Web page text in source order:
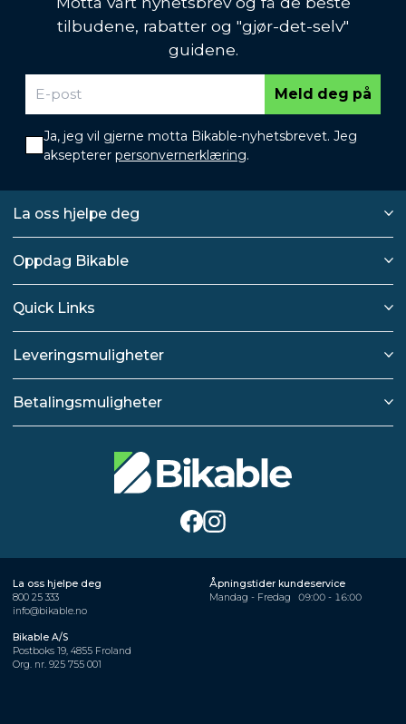
tilbudene, rabatter og "gjør-det-selv"
guidene.
Meld deg på
Ja, jeg vil gjerne motta Bikable-nyhetsbrevet. Jeg
aksepterer personvernerklæring.
La oss hjelpe deg
Oppdag Bikable
Quick Links
Leveringsmuligheter
Betalingsmuligheter
La oss hjelpe deg
800 25 333
info@bikable.no
Åpningstider kundeservice
Mandag - Fredag
09:00 - 16:00
Bikable A/S
Postboks 19, 4855 Froland
Org. nr. 925 755 001